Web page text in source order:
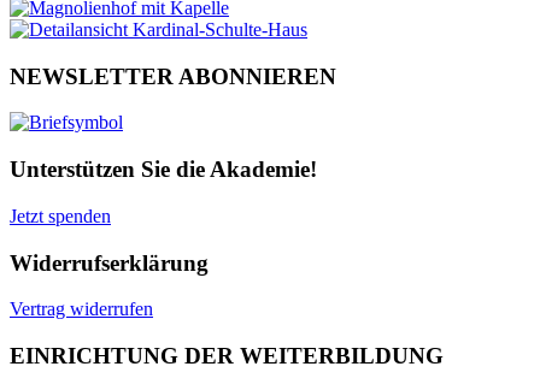
NEWSLETTER ABONNIEREN
Unterstützen Sie die Akademie!
Jetzt spenden
Widerrufserklärung
Vertrag widerrufen
EINRICHTUNG DER WEITERBILDUNG